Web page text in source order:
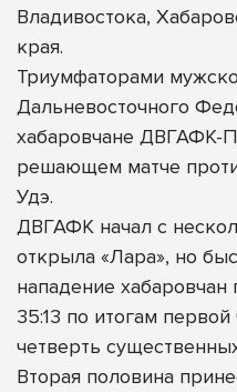
Владивостока,
края.
Триумфаторами
Дальневосточного
хабаровчане ДВГАФК-
решающем матче
Удэ.
ДВГАФК начал с
открыла «Лара», но
нападение
35:13 по итогам первой
четверть
Вторая половина